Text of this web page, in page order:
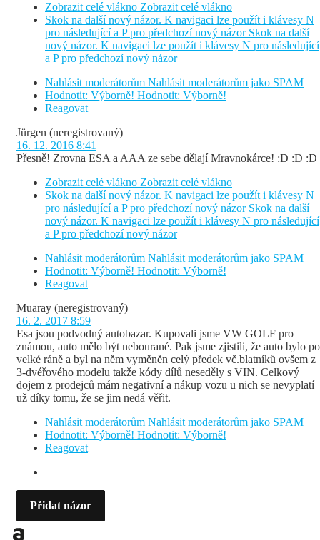
Zobrazit celé vlákno Zobrazit celé vlákno
Skok na další nový názor. K navigaci lze použít i klávesy N
pro následující a P pro předchozí nový názor Skok na další
nový názor. K navigaci lze použít i klávesy N pro následující
a P pro předchozí nový názor
Nahlásit moderátorům Nahlásit moderátorům jako SPAM
Hodnotit: Výborně! Hodnotit: Výborně!
Reagovat
Jürgen (neregistrovaný)
16. 12. 2016 8:41
Přesně! Zrovna ESA a AAA ze sebe dělají Mravnokárce! :D :D :D
Zobrazit celé vlákno Zobrazit celé vlákno
Skok na další nový názor. K navigaci lze použít i klávesy N
pro následující a P pro předchozí nový názor Skok na další
nový názor. K navigaci lze použít i klávesy N pro následující
a P pro předchozí nový názor
Nahlásit moderátorům Nahlásit moderátorům jako SPAM
Hodnotit: Výborně! Hodnotit: Výborně!
Reagovat
Muaray (neregistrovaný)
16. 2. 2017 8:59
Esa jsou podvodný autobazar. Kupovali jsme VW GOLF pro
známou, auto mělo být nebourané. Pak jsme zjistili, že auto bylo po
velké ráně a byl na něm vyměněn celý předek vč.blatníků ovšem z
3-dvéřového modelu takže kódy dílů neseděly s VIN. Celkový
dojem z prodejců mám negativní a nákup vozu u nich se nevyplatí
už díky tomu, že se jim nedá věřit.
Nahlásit moderátorům Nahlásit moderátorům jako SPAM
Hodnotit: Výborně! Hodnotit: Výborně!
Reagovat
Přidat názor